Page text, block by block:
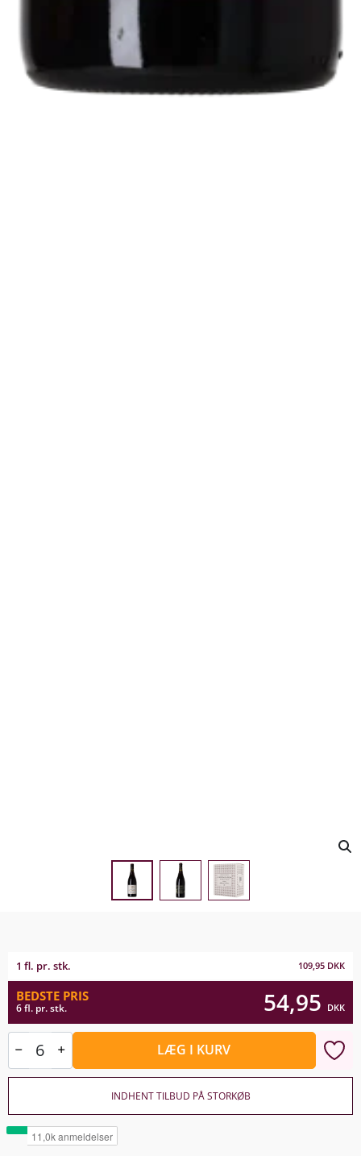
1 fl. pr. stk. 109,95 DKK
BEDSTE PRIS
6 fl. pr. stk. 54,95 DKK
LÆG I KURV
INDHENT TILBUD PÅ STORKØB